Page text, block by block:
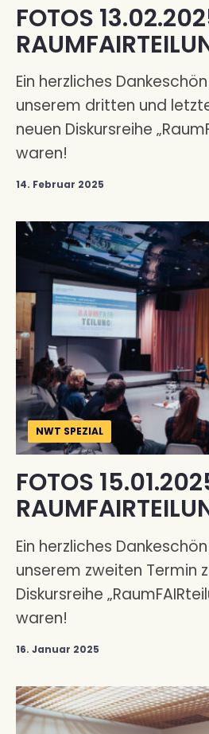
FOTOS
Ein herzliches
unserem dritten und
neuen Diskursreihe
waren!
14. Februar 2025
NWT SPEZIAL
FOTOS
Ein herzliches
unserem zweiten Termin
Diskursreihe
waren!
16. Januar 2025